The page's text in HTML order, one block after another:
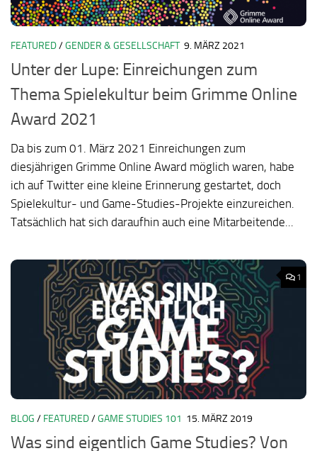
FEATURED/GENDER & GESELLSCHAFT 9. MÄRZ 2021
Unter der Lupe: Einreichungen zum
Thema Spielekultur beim Grimme Online
Award 2021
Da bis zum 01. März 2021 Einreichungen zum
diesjährigen Grimme Online Award möglich waren, habe
ich auf Twitter eine kleine Erinnerung gestartet, doch
Spielekultur- und Game-Studies-Projekte einzureichen.
Tatsächlich hat sich daraufhin auch eine Mitarbeitende...
1
BLOG / FEATURED/GAME STUDIES 101 15. MÄRZ 2019
Was sind eigentlich Game Studies? Von